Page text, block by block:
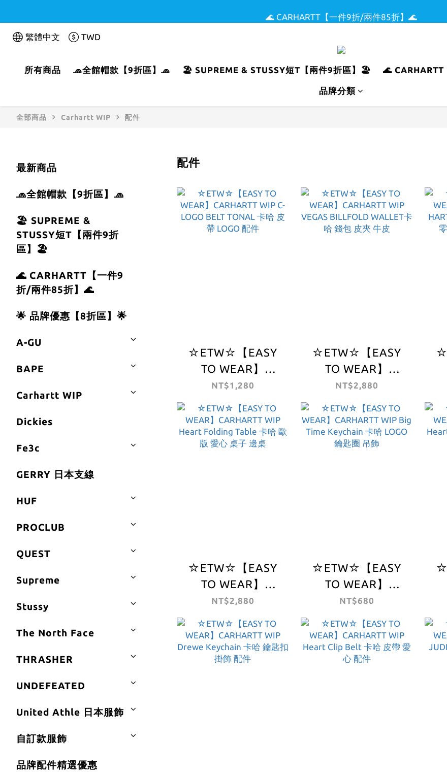
🌟 全館滿$5000現折$300 🌟
🌊 CARHARTT【一件9折/兩件85折】🌊
🌟 全館滿$5000現折$300 🌟
繁體中文 TWD
所有商品 🧢全館帽款【9折區】🧢 🏖️ SUPREME & STUSSY短T【兩件9折區】🏖️ 🌊
品牌分類
全部商品 Carhartt WIP 配件
最新商品
🧢全館帽款【9折區】🧢
🏖️ SUPREME &
STUSSY短T【兩件9折
區】🏖️
🌊 CARHARTT【一件9
折/兩件85折】🌊
🌟 品牌優惠【8折區】🌟
A-GU
BAPE
Carhartt WIP
Dickies
Fe3c
GERRY 日本支線
HUF
PROCLUB
QUEST
Supreme
Stussy
The North Face
THRASHER
UNDEFEATED
United Athle 日本服飾
自訂款服飾
品牌配件精選優惠
配件
☆ETW☆【EASY
TO WEAR】
CARHARTT WIP C-
LOGO BELT TONAL
卡哈 皮帶 LOGO 配
件
NT$1,280
☆ETW☆【EASY
TO WEAR】
CARHARTT WIP
VEGAS BILLFOLD
WALLET卡哈 錢包
皮夾 牛皮
NT$2,880
☆ETW☆【EASY
TO WEAR】
CARHARTT WIP
Table 卡哈 歐版 愛
心 桌子 邊桌
NT$2,880
☆ETW☆【EASY
TO WEAR】
CARHARTT WIP
Big Time Keychain
卡哈 LOGO 鑰匙圈
吊飾
NT$680
哈